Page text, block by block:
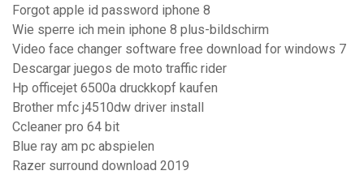
Forgot apple id password iphone 8
Wie sperre ich mein iphone 8 plus-bildschirm
Video face changer software free download for windows 7
Descargar juegos de moto traffic rider
Hp officejet 6500a druckkopf kaufen
Brother mfc j4510dw driver install
Ccleaner pro 64 bit
Blue ray am pc abspielen
Razer surround download 2019